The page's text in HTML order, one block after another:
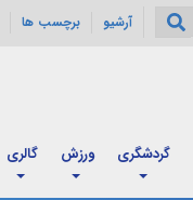
آرشیو برچسب ها
گردشگری ورزش گالری